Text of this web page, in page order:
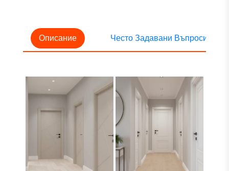
Описание Често Задавани Въпроси